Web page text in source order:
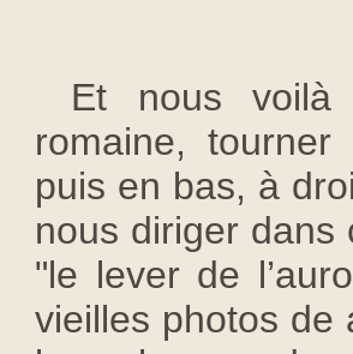
Et nous voilà
romaine,
puis en bas, à
nous diriger dans
"le lever de
vieilles photos de